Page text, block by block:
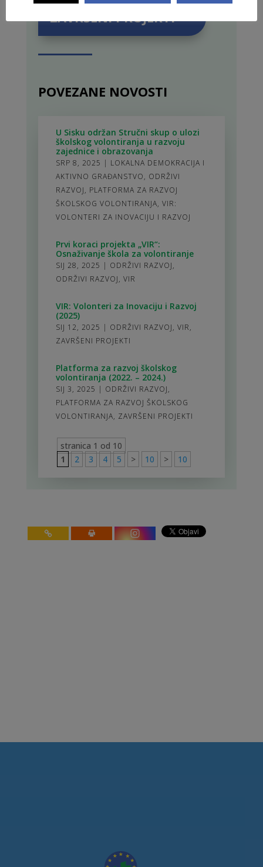
ZAVRŠENI PROJEKTI
POVEZANE NOVOSTI
U Sisku održan Stručni skup o ulozi
školskog volontiranja u razvoju
zajednice i obrazovanja
SRP 8, 2025 | LOKALNA DEMOKRACIJA I
AKTIVNO GRAĐANSTVO, ODRŽIVI
RAZVOJ, PLATFORMA ZA RAZVOJ
ŠKOLSKOG VOLONTIRANJA, VIR:
VOLONTERI ZA INOVACIJU I RAZVOJ
Prvi koraci projekta „VIR“:
Osnaživanje škola za volontiranje
SIJ 28, 2025 | ODRŽIVI RAZVOJ,
ODRŽIVI RAZVOJ, VIR
VIR: Volonteri za Inovaciju i Razvoj
(2025)
SIJ 12, 2025 | ODRŽIVI RAZVOJ, VIR,
ZAVRŠENI PROJEKTI
Platforma za razvoj školskog
volontiranja (2022. – 2024.)
SIJ 3, 2025 | ODRŽIVI RAZVOJ,
PLATFORMA ZA RAZVOJ ŠKOLSKOG
VOLONTIRANJA, ZAVRŠENI PROJEKTI
stranica 1 od 10
1
2 3 4 5 > 10 > 10